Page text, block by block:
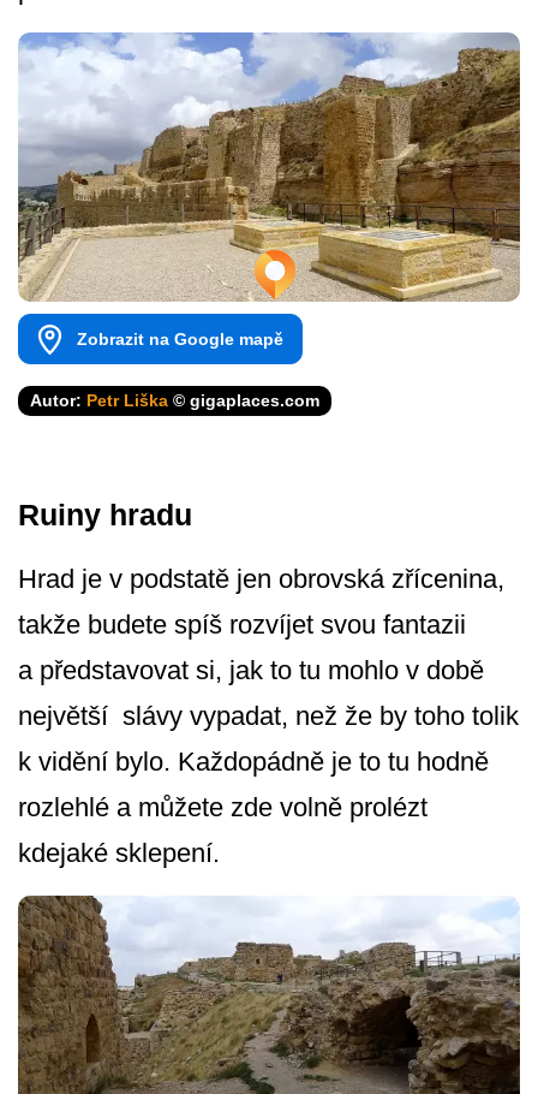
Zobrazit na Google mapě
Autor: Petr Liška © gigaplaces.com
Ruiny hradu
Hrad je v podstatě jen obrovská zřícenina,
takže budete spíš rozvíjet svou fantazii
a představovat si, jak to tu mohlo v době
největší slávy vypadat, než že by toho tolik
k vidění bylo. Každopádně je to tu hodně
rozlehlé a můžete zde volně prolézt
kdejaké sklepení.